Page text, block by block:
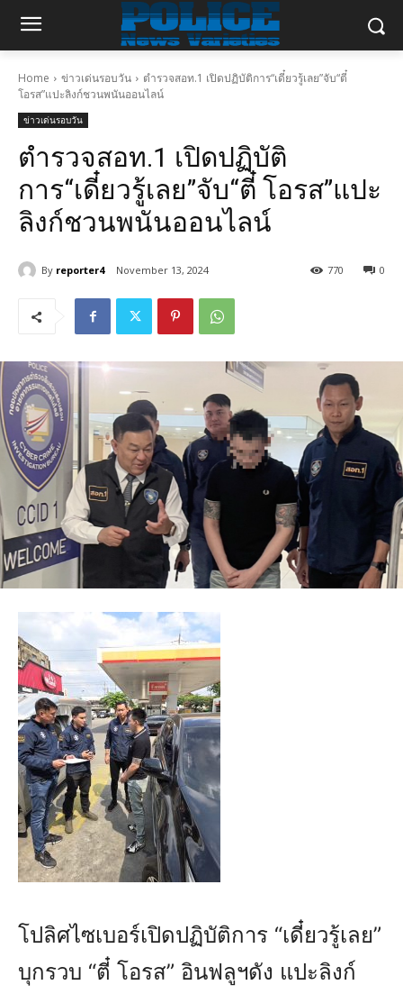
Home ข่าวเด่นรอบวัน
ตำรวจสอท.1 เปิดปฏิบัติการ“เดี๋ยวรู้เลย”จับ“ตี๋
โอรส”แปะลิงก์ชวนพนันออนไลน์
ข่าวเด่นรอบวัน
ตำรวจสอท.1 เปิดปฏิบัติ
การ“เดี๋ยวรู้เลย”จับ“ตี๋ โอรส”แปะ
ลิงก์ชวนพนันออนไลน์
By reporter4 November 13, 2024 0
770
โปลิศไซเบอร์เปิดปฏิบัติการ “เดี๋ยวรู้เลย”
บุกรวบ “ตี๋ โอรส” อินฟลูฯดัง แปะลิงก์